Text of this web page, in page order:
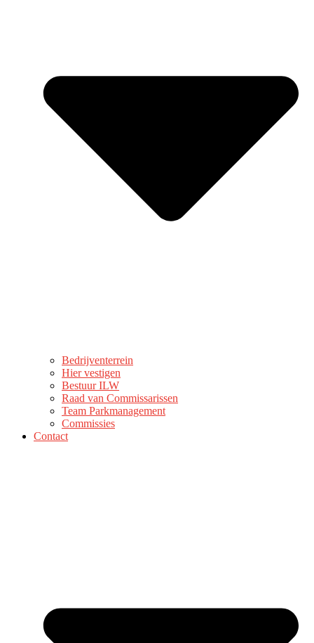
Bedrijventerrein
Hier vestigen
Bestuur ILW
Raad van Commissarissen
Team Parkmanagement
Commissies
Contact